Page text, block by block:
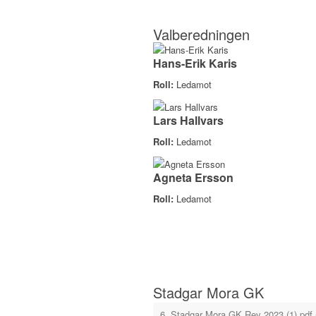
Valberedningen
Hans-Erik Karis
Roll: Ledamot
Lars Hallvars
Roll: Ledamot
Agneta Ersson
Roll: Ledamot
Stadgar Mora GK